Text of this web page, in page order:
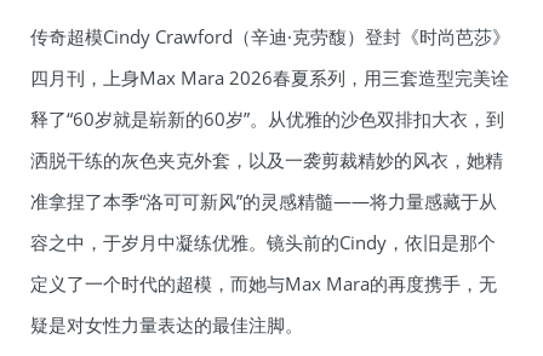
传奇超模Cindy Crawford（辛迪·克劳馥）登封《时尚芭莎》
四月刊，上身Max Mara 2026春夏系列，用三套造型完美诠
释了“60岁就是崭新的60岁”。从优雅的沙色双排扣大衣，到
洒脱干练的灰色夹克外套，以及一袭剪裁精妙的风衣，她精
准拿捏了本季“洛可可新风”的灵感精髓——将力量感藏于从
容之中，于岁月中凝练优雅。镜头前的Cindy，依旧是那个
定义了一个时代的超模，而她与Max Mara的再度携手，无
疑是对女性力量表达的最佳注脚。